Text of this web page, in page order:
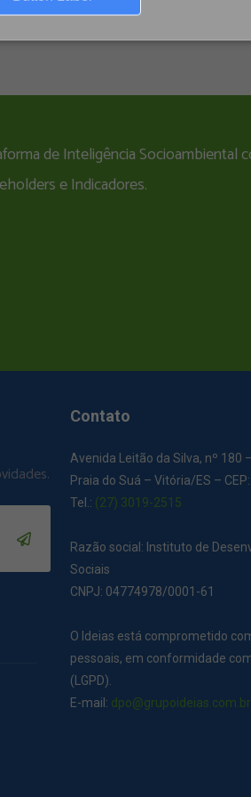
de Inteligência Socioambiental
e Indicadores.
Contato
Avenida Leitão da Silva, nº 180
Praia do Suá – Vitória/ES –
Tel.: (27) 3019-2515
Razão social: Instituto de
Sociais
CNPJ: 04774978/0001-61
O Ideias está comprometido
pessoais, em conformidade
(LGPD).
E-mail: dpo@grupoideias.com.br